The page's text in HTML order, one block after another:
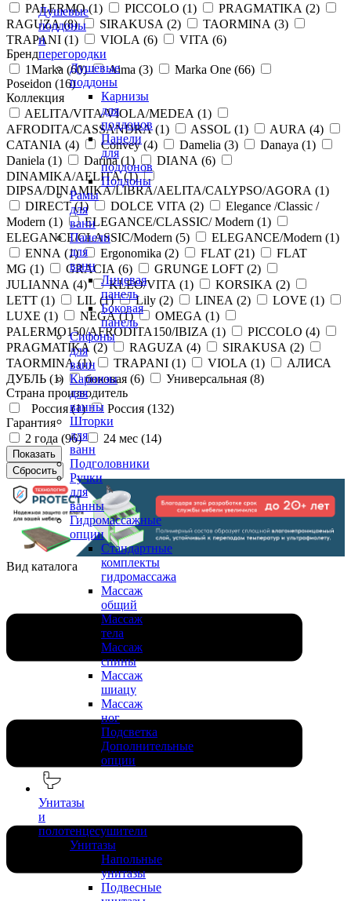
Душевые
поддоны
и
перегородки
Душевые
поддоны
Карнизы
для
поддонов
Панели
для
поддонов
Поддоны
Рамы
для
ванн
Панели
для
ванн
Лицевая
панель
Боковая
панель
Сифоны
для
ванн
Карнизы
для
ванны
Шторки
для
ванн
Подголовники
Ручки
для
ванны
Гидромассажные
опции
Стандартные
комплекты
гидромассажа
Массаж
общий
Массаж
тела
Массаж
спины
Массаж
шиацу
Массаж
ног
Подсветка
Дополнительные
опции
Унитазы
и
полотенцесушители
Унитазы
Напольные
унитазы
Подвесные
PALERMO (1) PICCOLO (1) PRAGMATIKA (2)
RAGUZA (8) SIRAKUSA (2) TAORMINA (3)
TRAPANI (1) VIOLA (6) VITA (6)
Бренд
1Marka (60) Aima (3) Marka One (66)
Poseidon (16)
Коллекция
AELITA/VITA/VIOLA/MEDEA (1)
AFRODITA/CASSANDRA (1) ASSOL (1) AURA (4)
CATANIA (4) Convey (4) Damelia (3) Danaya (1)
Daniela (1) Darina (1) DIANA (6)
DINAMIKA/AELITA (1)
DIPSA/DINAMIKA/LIBRA/AELITA/CALYPSO/AGORA (1)
DIRECT (1) DOLCE VITA (2)
Elegance /Classic /
Modern (1) ELEGANCE/CLASSIC/ Modern (1)
ELEGANCE/CLASSIC/Modern (5) ELEGANCE/Modern (1)
ENNA (1) Ergonomika (2) FLAT (21)
FLAT
MG (1) GRACIA (6) GRUNGE LOFT (2)
JULIANNA (4) KLEO/VITA (1) KORSIKA (2)
LETT (1) LIL (1) Lily (2) LINEA (2) LOVE (1)
LUXE (1) NEGA (1) OMEGA (1)
PALERMO150/AFRODITA150/IBIZA (1) PICCOLO (4)
PRAGMATIKA (2) RAGUZA (4) SIRAKUSA (2)
TAORMINA (1) TRAPANI (1) VIOLA (1)
АЛИСА
ДУБЛЬ (1) боковая (6) Универсальная (8)
Страна производитель
Россия (1) Россия (132)
Гарантия
2 года (96) 24 мес (14)
Вид каталога